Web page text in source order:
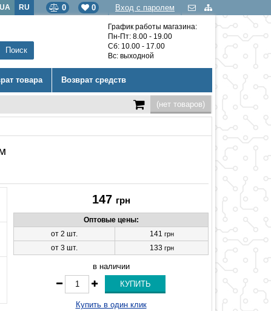
Вход с паролем
0
0
UA RU
График работы магазина:
Пн-Пт: 8.00 - 19.00
Сб: 10.00 - 17.00
Вс: выходной
товара Возврат средств
(нет товаров)
147 грн
Оптовые цены:
от 2 шт.
141 грн
от 3 шт. 133 грн
в наличии
Купить в один клик